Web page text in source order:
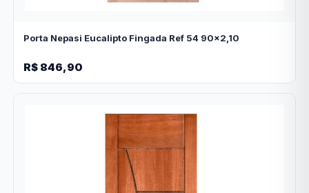
Porta Nepasi Eucalipto Fingada Ref 54 90x2,10
R$ 846,90